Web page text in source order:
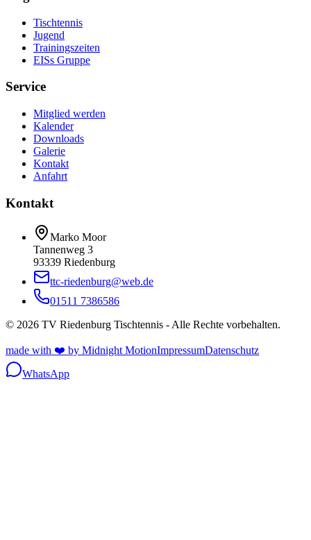
Tischtennis
Jugend
Trainingszeiten
EISs Gruppe
Service
Mitglied werden
Kalender
Downloads
Galerie
Kontakt
Anfahrt
Kontakt
Marko Moor
Tannenweg 3
93339 Riedenburg
ttc-riedenburg@web.de
01511 7386586
© 2026 TV Riedenburg Tischtennis - Alle Rechte vorbehalten.
made with ❤️ by Midnight MotionImpressumDatenschutz
WhatsApp